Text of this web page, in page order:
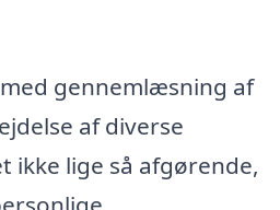
gennemlæsning af
af diverse
ikke lige så afgørende,